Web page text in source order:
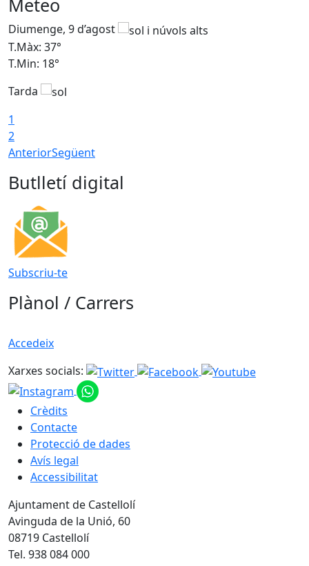
Meteo
Diumenge, 9 d’agost
T.Màx: 37°
T.Min: 18°
Tarda
1
2
AnteriorSegüent
Butlletí digital
Subscriu-te
Plànol / Carrers
Accedeix
Xarxes socials:
Crèdits
Contacte
Protecció de dades
Avís legal
Accessibilitat
Ajuntament de Castellolí
Avinguda de la Unió, 60
08719 Castellolí
Tel. 938 084 000